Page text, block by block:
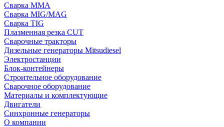
Сварка MMA
Сварка MIG/MAG
Сварка TIG
Плазменная резка CUT
Сварочные тракторы
Дизельные генераторы Mitsudiesel
Электростанции
Блок-контейнеры
Строительное оборудование
Сварочное оборудование
Материалы и комплектующие
Двигатели
Синхронные генераторы
О компании